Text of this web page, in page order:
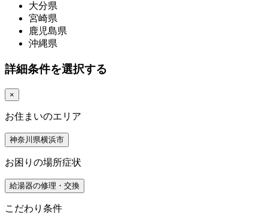
大分県
宮崎県
鹿児島県
沖縄県
詳細条件を選択する
×
お住まいのエリア
神奈川県横浜市
お困りの場所症状
給湯器の修理・交換
こだわり条件